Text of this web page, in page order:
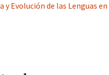
y Evolución de las Lenguas